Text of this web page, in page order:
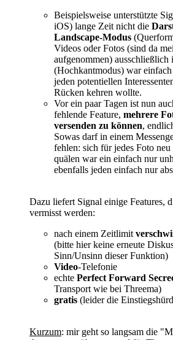
Beispielsweise unterstützte
iOS) lange Zeit nicht die
Landscape-Modus
Videos oder Fotos (sind da
aufgenommen)
(Hochkantmodus) war
jeden potentiellen
Rücken kehren wollte.
Vor ein paar Tagen ist nun
fehlende Feature, mehrere
versenden zu können,
Sowas darf in einem
fehlen: sich für jedes Foto
quälen war ein einfach nur
ebenfalls jeden einfach nur
Dazu liefert Signal einige Features,
vermisst werden:
nach einem Zeitlimit
(bitte hier keine erneute
Sinn/Unsinn dieser Funktion)
Video-Telefonie
echte Perfect Forward
Transport wie bei Threema)
gratis (leider die
Kurzum: mir geht so langsam die